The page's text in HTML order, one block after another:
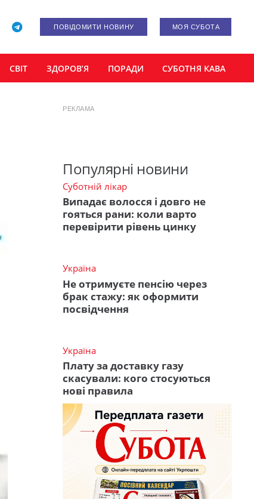
ПОВІДОМИТИ НОВИНУ МОЯ СУБОТА
СВІТ ЗДОРОВ’Я ПОРАДИ СУБОТНЯ КАВА
РЕКЛАМА
Популярні новини
Суботній лікар
Випадає волосся і довго не
гояться рани: коли варто
перевірити рівень цинку
Україна
Не отримуєте пенсію через
брак стажу: як оформити
посвідчення
Україна
Плату за доставку газу
скасували: кого стосуються
нові правила